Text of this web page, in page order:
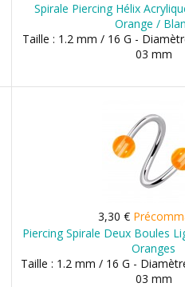
Spirale Piercing Hélix
Orange /
Taille : 1.2 mm / 16 G -
03 mm
3,30 €
Piercing Spirale Deux Boules
Oranges
Taille : 1.2 mm / 16 G -
03 mm